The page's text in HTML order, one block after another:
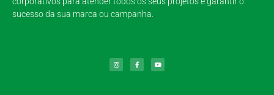
sucesso da sua marca ou campanha.